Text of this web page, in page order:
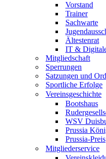
Vorstand
Trainer
Sachwarte
Ältestenrat
IT &
Mitgliedschaft
Sperrungen
Satzungen und
Sportliche Erfolge
Vereinsgeschichte
Bootshaus
WSV
Prussia
Prussia-Preis
Mitgliederservice